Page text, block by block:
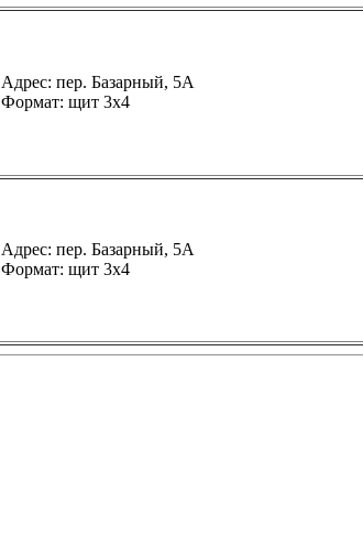
Адрес: пер. Базарный, 5А
Формат: щит 3х4
Адрес: пер. Базарный, 5А
Формат: щит 3х4